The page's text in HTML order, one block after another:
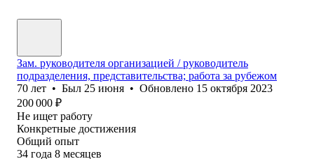
Зам. руководителя организацией / руководитель
подразделения, представительства; работа за рубежом
70 лет • Был 25 июня • Обновлено 15 октября 2023
200 000 ₽
Не ищет работу
Конкретные достижения
Общий опыт
34 года 8 месяцев